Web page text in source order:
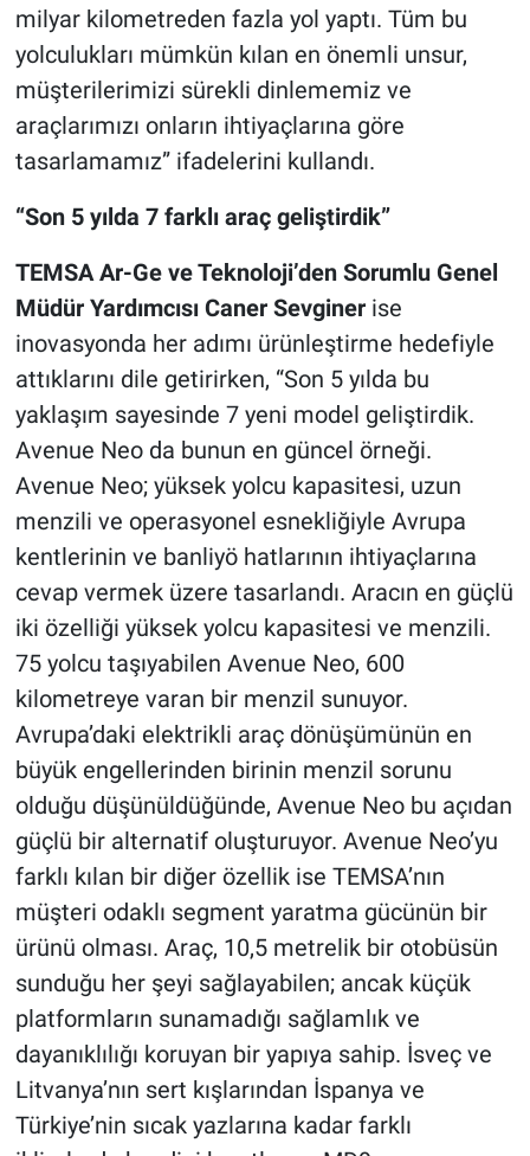
milyar kilometreden fazla yol yaptı. Tüm bu
yolculukları mümkün kılan en önemli unsur,
müşterilerimizi sürekli dinlememiz ve
araçlarımızı onların ihtiyaçlarına göre
tasarlamamız” ifadelerini kullandı.
“Son 5 yılda 7 farklı araç geliştirdik”
TEMSA Ar-Ge ve Teknoloji’den Sorumlu Genel
Müdür Yardımcısı Caner Sevginerise
inovasyonda her adımı ürünleştirme hedefiyle
attıklarını dile getirirken, “Son 5 yılda bu
yaklaşım sayesinde 7 yeni model geliştirdik.
Avenue Neo da bunun en güncel örneği.
Avenue Neo; yüksek yolcu kapasitesi, uzun
menzili ve operasyonel esnekliğiyle Avrupa
kentlerinin ve banliyö hatlarının ihtiyaçlarına
cevap vermek üzere tasarlandı. Aracın en güçlü
iki özelliği yüksek yolcu kapasitesi ve menzili.
75 yolcu taşıyabilen Avenue Neo, 600
kilometreye varan bir menzil sunuyor.
Avrupa’daki elektrikli araç dönüşümünün en
büyük engellerinden birinin menzil sorunu
olduğu düşünüldüğünde, Avenue Neo bu açıdan
güçlü bir alternatif oluşturuyor. Avenue Neo’yu
farklı kılan bir diğer özellik ise TEMSA’nın
müşteri odaklı segment yaratma gücünün bir
ürünü olması. Araç, 10,5 metrelik bir otobüsün
sunduğu her şeyi sağlayabilen; ancak küçük
platformların sunamadığı sağlamlık ve
dayanıklılığı koruyan bir yapıya sahip. İsveç ve
Litvanya’nın sert kışlarından İspanya ve
Türkiye’nin sıcak yazlarına kadar farklı